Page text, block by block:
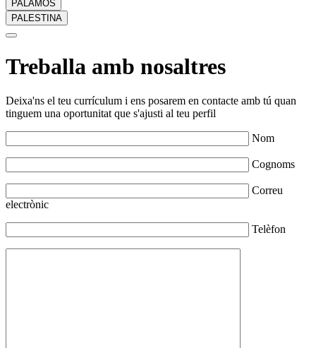
PALAMÓS
PALESTINA
Treballa amb nosaltres
Deixa'ns el teu currículum i ens posarem en contacte amb tú quan
tinguem una oportunitat que s'ajusti al teu perfil
Nom
Cognoms
Correu
electrònic
Telèfon